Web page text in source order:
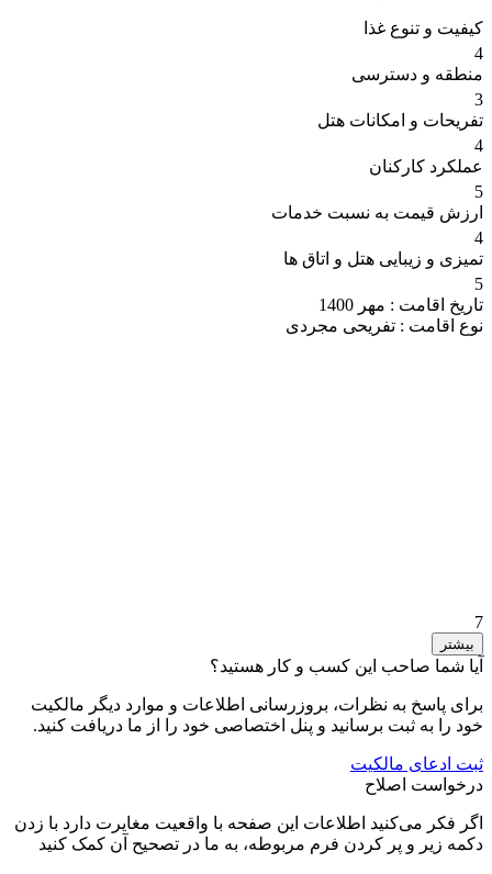
کیفیت و تنوع غذا
4
منطقه و دسترسی
3
تفریحات و امکانات هتل
4
عملکرد کارکنان
5
ارزش قیمت به نسبت خدمات
4
تمیزی و زیبایی هتل و اتاق ها
5
تاریخ اقامت : مهر 1400
نوع اقامت : تفریحی مجردی
7
بیشتر
آیا شما صاحب این کسب و کار هستید؟
برای پاسخ به نظرات، بروزرسانی اطلاعات و موارد دیگر مالکیت
خود را به ثبت برسانید و پنل اختصاصی خود را از ما دریافت کنید.
ثبت ادعای مالکیت
درخواست اصلاح
اگر فکر می‌کنید اطلاعات این صفحه با واقعیت مغایرت دارد با زدن
دکمه زیر و پر کردن فرم مربوطه، به ما در تصحیح آن کمک کنید